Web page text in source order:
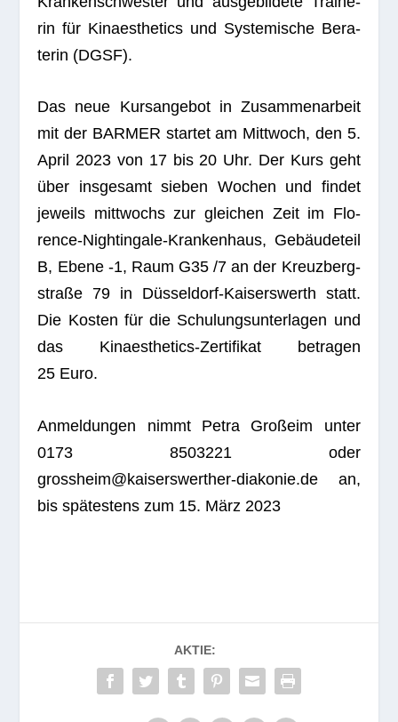
rin für Kin­aes­the­tics und Sys­te­mi­sche Bera­
te­rin (DGSF).
Das neue Kurs­an­ge­bot in Zusam­men­ar­beit
mit der BARMER star­tet am Mitt­woch, den 5.
April 2023 von 17 bis 20 Uhr. Der Kurs geht
über ins­ge­samt sie­ben Wochen und fin­det
jeweils mitt­wochs zur glei­chen Zeit im Flo­
rence-Night­in­gale-Kran­ken­haus, Gebäu­de­teil
B, Ebene ‑1, Raum G35 /7 an der Kreuz­berg­
straße 79 in Düs­sel­dorf-Kai­sers­werth statt.
Die Kos­ten für die Schu­lungs­un­ter­la­gen und
das Kin­aes­the­tics-Zer­ti­fi­kat betra­gen
25 Euro.
Anmel­dun­gen nimmt Petra Groß­eim unter
0173 8503221 oder
grossheim@kaiserswerther-diakonie.de an,
bis spä­tes­tens zum 15. März 2023
AKTIE: